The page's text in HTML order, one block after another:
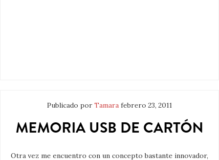
Publicado por Tamara febrero 23, 2011
MEMORIA USB DE CARTÓN
Otra vez me encuentro con un concepto bastante innovador,